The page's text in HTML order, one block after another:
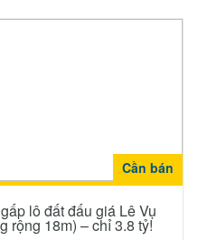
Cần bán
lô đất đấu giá Lê Vụ
rộng 18m) – chỉ 3.8 tỷ!